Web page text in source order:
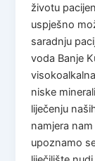
životu
uspješno
saradnju
voda Banje
niske
liječenju
namjera
upoznamo